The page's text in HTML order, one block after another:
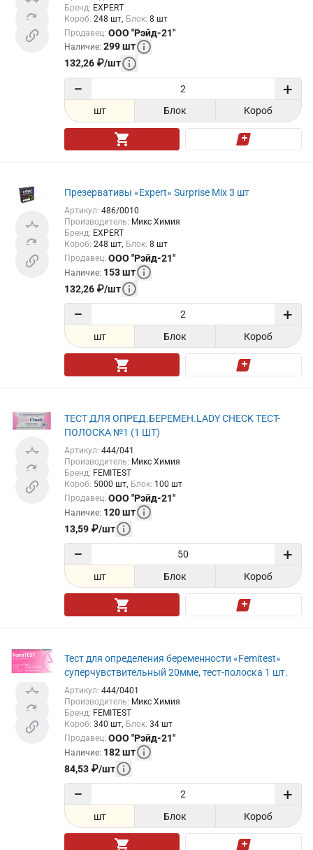
Бренд: EXPERT
Короб: 248 шт Блок: 8 шт
Продавец: ООО "Рэйд-21"
Наличие: 299шт
132,26 ₽/шт
− +
шт Блок Короб
Презервативы «Expert» Surprise Mix 3 шт
Артикул: 486/0010
Производитель: Микс Химия
Бренд: EXPERT
Короб: 248 шт Блок: 8 шт
Продавец: ООО "Рэйд-21"
Наличие: 153шт
132,26 ₽/шт
− +
шт Блок Короб
ТЕСТ ДЛЯ ОПРЕД.БЕРЕМЕН.LADY CHECK ТЕСТ-
ПОЛОСКА №1 (1 ШТ)
Артикул: 444/041
Производитель: Микс Химия
Бренд: FEMITEST
Короб: 5000 шт Блок: 100 шт
Продавец: ООО "Рэйд-21"
Наличие: 120шт
13,59 ₽/шт
− +
шт Блок Короб
Тест для определения беременности «Femitest»
суперчувствительный 20мме, тест-полоска 1 шт.
Артикул: 444/0401
Производитель: Микс Химия
Бренд: FEMITEST
Короб: 340 шт Блок: 34 шт
Продавец: ООО "Рэйд-21"
Наличие: 182шт
84,53 ₽/шт
− +
шт Блок Короб